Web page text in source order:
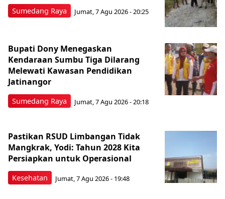
Sumedang Raya Jumat, 7 Agu 2026 - 20:25
Sumedang Raya
Bupati Dony Menegaskan
Kendaraan Sumbu Tiga Dilarang
Melewati Kawasan Pendidikan
Jatinangor
Jumat, 7 Agu 2026 - 20:18
Kesehatan
Pastikan RSUD Limbangan Tidak
Mangkrak, Yodi: Tahun 2028 Kita
Persiapkan untuk Operasional
Jumat, 7 Agu 2026 - 19:48